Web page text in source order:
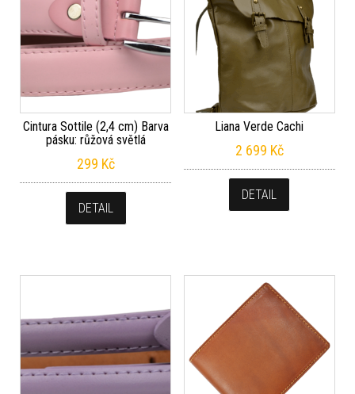
Cintura Sottile (2,4 cm) Barva
pásku: růžová světlá
299 Kč
DETAIL
Liana Verde Cachi
2 699 Kč
DETAIL